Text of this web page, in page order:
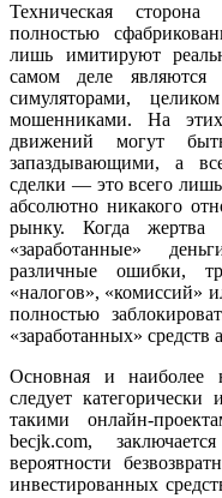
Техническая сторона
полностью
лишь имитируют
самом деле являются
симуляторами,
мошенниками. На
движений могут
запаздывающими, а
сделки — это всего
абсолютно никакого
рынку. Когда жертва
«заработанные»
различные ошибки,
«налогов», «комиссий»
полностью
«заработанных»
Основная и наиболее
следует
такими онлайн-
becjk.com,
вероятности
инвестированных